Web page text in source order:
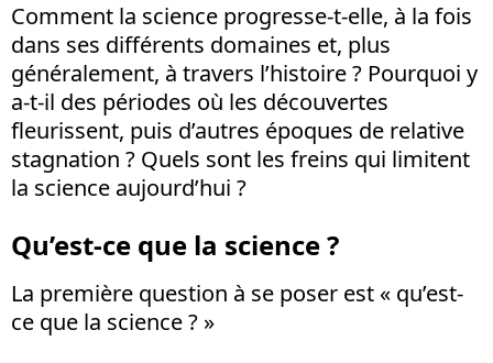
Comment la science progresse-t-elle, à la fois
dans ses différents domaines et, plus
généralement, à travers l’histoire ? Pourquoi y
a-t-il des périodes où les découvertes
fleurissent, puis d’autres époques de relative
stagnation ? Quels sont les freins qui limitent
la science aujourd’hui ?
Qu’est-ce que la science ?
La première question à se poser est « qu’est-
ce que la science ? »